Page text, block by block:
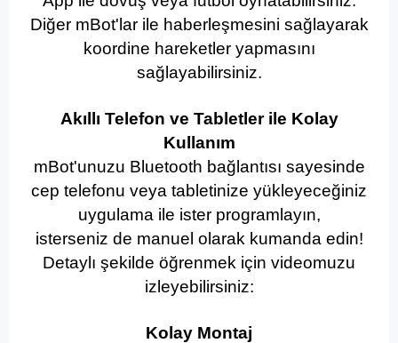
Diğer mBot'lar ile haberleşmesini sağlayarak
koordine hareketler yapmasını
sağlayabilirsiniz.
Akıllı Telefon ve Tabletler ile Kolay
Kullanım
mBot'unuzu Bluetooth bağlantısı sayesinde
cep telefonu veya tabletinize yükleyeceğiniz
uygulama ile ister programlayın,
isterseniz de manuel olarak kumanda edin!
Detaylı şekilde öğrenmek için videomuzu
izleyebilirsiniz:
Kolay Montaj